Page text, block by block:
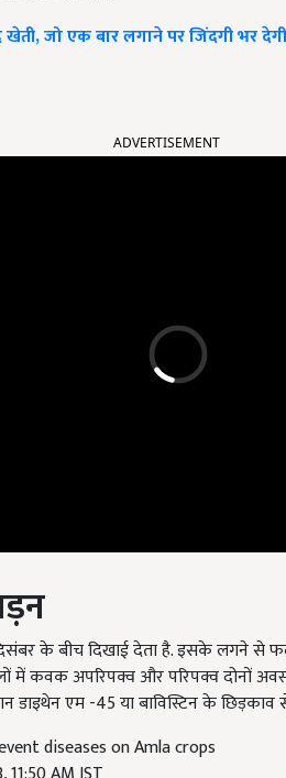
जो एक बार लगाने पर जिंदगी भर
के बीच दिखाई देता है. इसके लगने से
में कवक अपरिपक्व और परिपक्व दोनों
डाइथेन एम -45 या बाविस्टिन के
11:50 AM IST